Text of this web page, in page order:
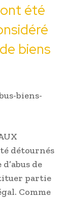
été
biens
biens-
détournés
de
partie
Comme